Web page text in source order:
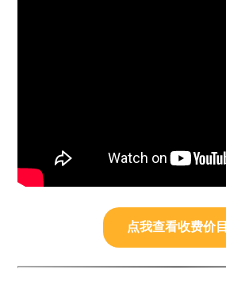
点我查看收费价目